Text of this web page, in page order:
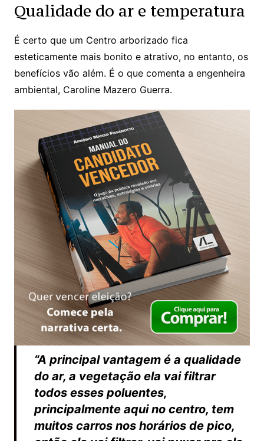
Qualidade do ar e temperatura
É certo que um Centro arborizado fica
esteticamente mais bonito e atrativo, no entanto, os
benefícios vão além. É o que comenta a engenheira
ambiental, Caroline Mazero Guerra.
“A principal vantagem é a qualidade
do ar, a vegetação ela vai filtrar
todos esses poluentes,
principalmente aqui no centro, tem
muitos carros nos horários de pico,